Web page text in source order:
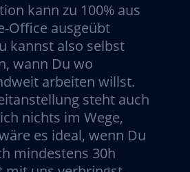
kann zu 100% aus
Office ausgeübt
kannst also selbst
wann Du wo
arbeiten willst.
steht auch
nichts im Wege,
es ideal, wenn Du
mindestens 30h